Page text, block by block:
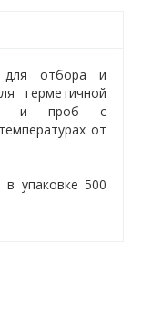
для отбора и
герметичной
и проб с
от
упаковке 500